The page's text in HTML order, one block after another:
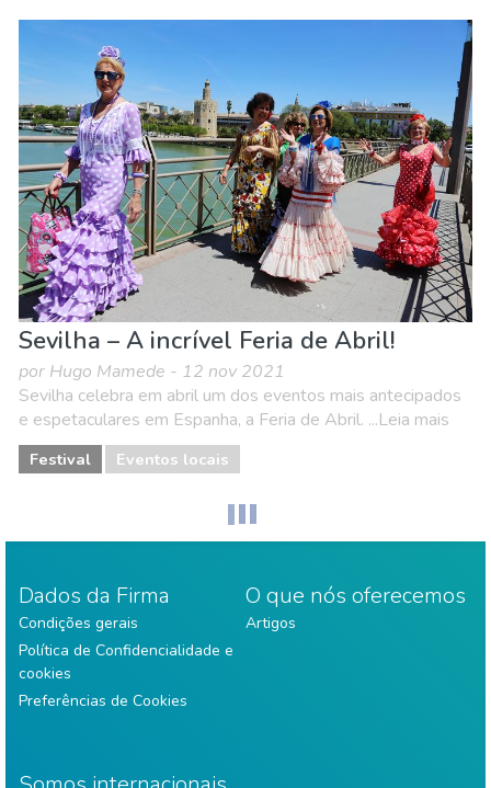
Comida & Restaurantes
Museu & Arte
Onde ficar
Sevilha – A incrível Feria de Abril!
por Hugo Mamede - 12 nov 2021
Sevilha celebra em abril um dos eventos mais antecipados
e espetaculares em Espanha, a Feria de Abril. ...Leia mais
Festival Eventos locais
Dados da Firma
Condições gerais
Política de Confidencialidade e
cookies
Preferências de Cookies
O que nós oferecemos
Artigos